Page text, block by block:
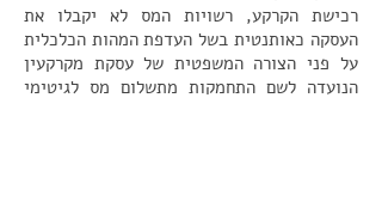
רכישת הקרקע, רשויות המס לא יקבלו את
העסקה כאותנטית בשל העדפת המהות הכלכלית
על פני הצורה המשפטית של עסקת מקרקעין
הנועדה לשם התחמקות מתשלום מס לגיטימי